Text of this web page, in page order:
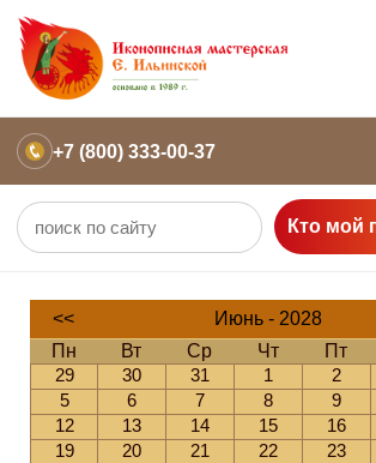
+7 (800) 333-00-37
Кто мой
<< Июнь - 2028
Пн
Вт Ср Чт Пт
29
30 31 1 2
5
6 7 8 9
12
13 14 15 16
19
20 21 22 23